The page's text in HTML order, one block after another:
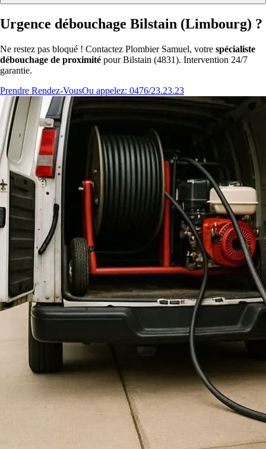
Urgence débouchage Bilstain (Limbourg) ?
Ne restez pas bloqué ! Contactez Plombier Samuel, votre spécialiste
débouchage de proximité pour Bilstain (4831). Intervention 24/7
garantie.
Prendre Rendez-VousOu appelez: 0476/23.23.23